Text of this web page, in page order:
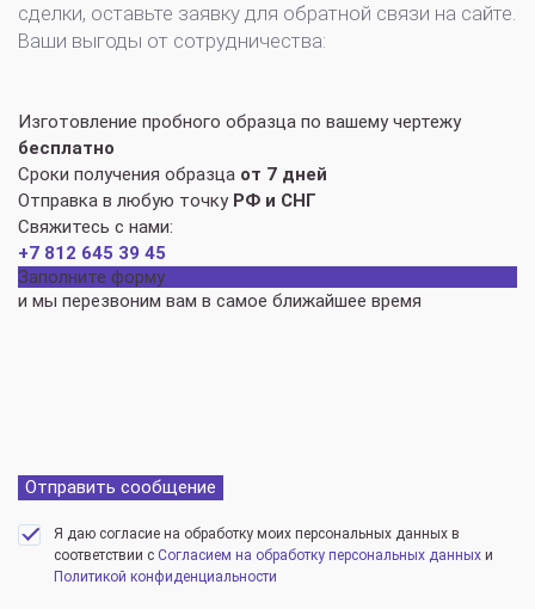
сделки, оставьте заявку для обратной связи на сайте.
Ваши выгоды от сотрудничества:
Изготовление пробного образца по вашему чертежу
бесплатно
Сроки получения образца от 7 дней
Отправка в любую точку РФ и СНГ
Свяжитесь с нами:
+7 812 645 39 45
Заполните форму
и мы перезвоним вам в самое ближайшее время
Отправить сообщение
Я даю согласие на обработку моих персональных данных в
соответствии с Согласием на обработку персональных данных и
Политикой конфиденциальности